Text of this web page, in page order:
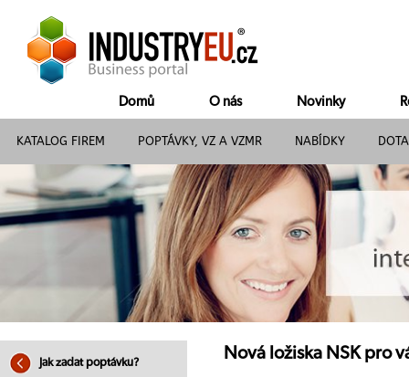
Domů O nás Novinky
KATALOG FIREM POPTÁVKY, VZ A VZMR NABÍDKY
Jak zadat poptávku?
Nová ložiska NSK pro